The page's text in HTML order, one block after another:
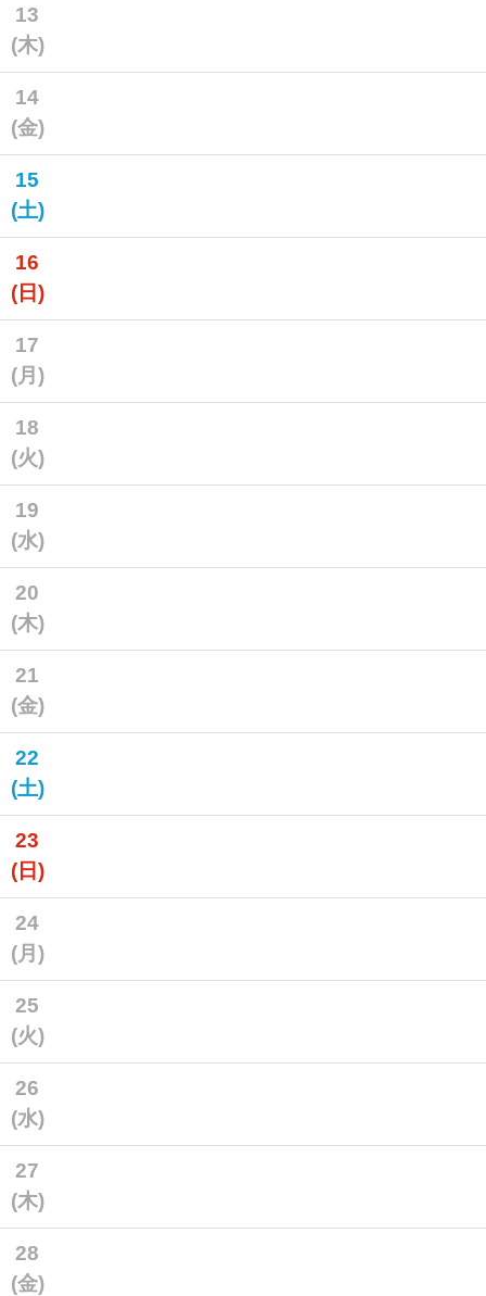
13
(木)
14
(金)
15
(土)
16
(日)
17
(月)
18
(火)
19
(水)
20
(木)
21
(金)
22
(土)
23
(日)
24
(月)
25
(火)
26
(水)
27
(木)
28
(金)